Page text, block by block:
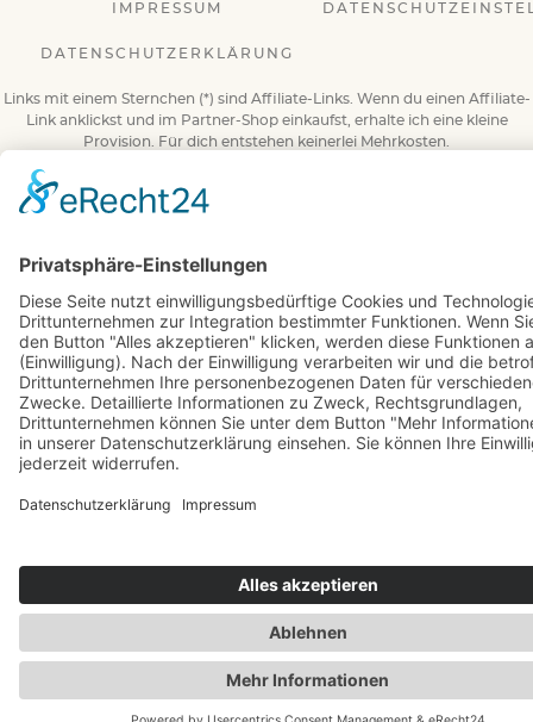
IMPRESSUM
DATENSCHUTZERKLÄRUNG
Links mit einem Sternchen (*) sind Affiliate-Links. Wenn du einen Affiliate-
Link anklickst und im Partner-Shop einkaufst, erhalte ich eine kleine
Provision. Für dich entstehen keinerlei Mehrkosten.